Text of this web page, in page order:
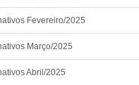
Fevereiro/2025
Março/2025
Abril/2025